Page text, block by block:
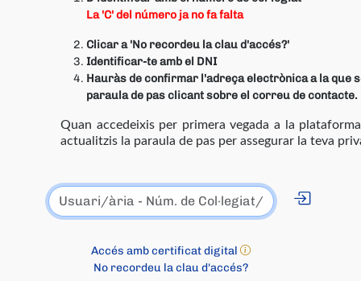
La 'C' del número ja no fa falta
Clicar a 'No recordeu la clau d'accés?'
Identificar-te amb el DNI
Hauràs de confirmar l'adreça electrònica a la que
paraula de pas clicant sobre el correu de contacte.
Quan accedeixis per primera vegada a la
actualitzis la paraula de pas per assegurar la teva
Accés amb certificat digital
No recordeu la clau d'accés?